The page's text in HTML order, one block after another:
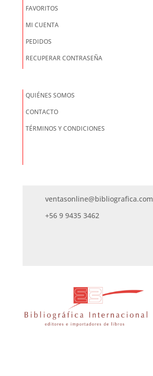
FAVORITOS
MI CUENTA
PEDIDOS
RECUPERAR CONTRASEÑA
QUIÉNES SOMOS
CONTACTO
TÉRMINOS Y CONDICIONES
ventasonline@bibliografica.com
+56 9 9435 3462